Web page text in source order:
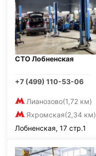
СТО Лобненская
+7 (499) 110-53-06
Лианозово(1,72 км)
Яхромская(2,34 км)
Лобненская, 17 стр.1